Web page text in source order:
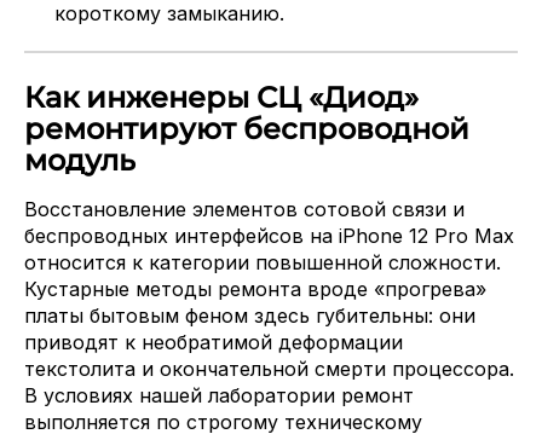
короткому замыканию.
Как инженеры СЦ «Диод»
ремонтируют беспроводной
модуль
Восстановление элементов сотовой связи и
беспроводных интерфейсов на iPhone 12 Pro Max
относится к категории повышенной сложности.
Кустарные методы ремонта вроде «прогрева»
платы бытовым феном здесь губительны: они
приводят к необратимой деформации
текстолита и окончательной смерти процессора.
В условиях нашей лаборатории ремонт
выполняется по строгому техническому